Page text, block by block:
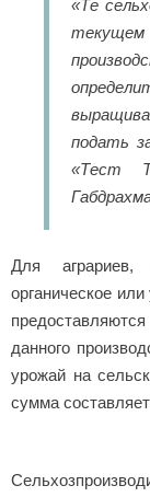
«Те
подать
«Тест
Для аграриев,
органическое
данного
урожай на
сумма